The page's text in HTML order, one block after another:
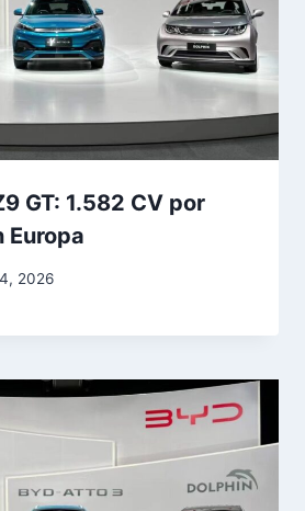
GT: 1.582 CV por
Europa
2026